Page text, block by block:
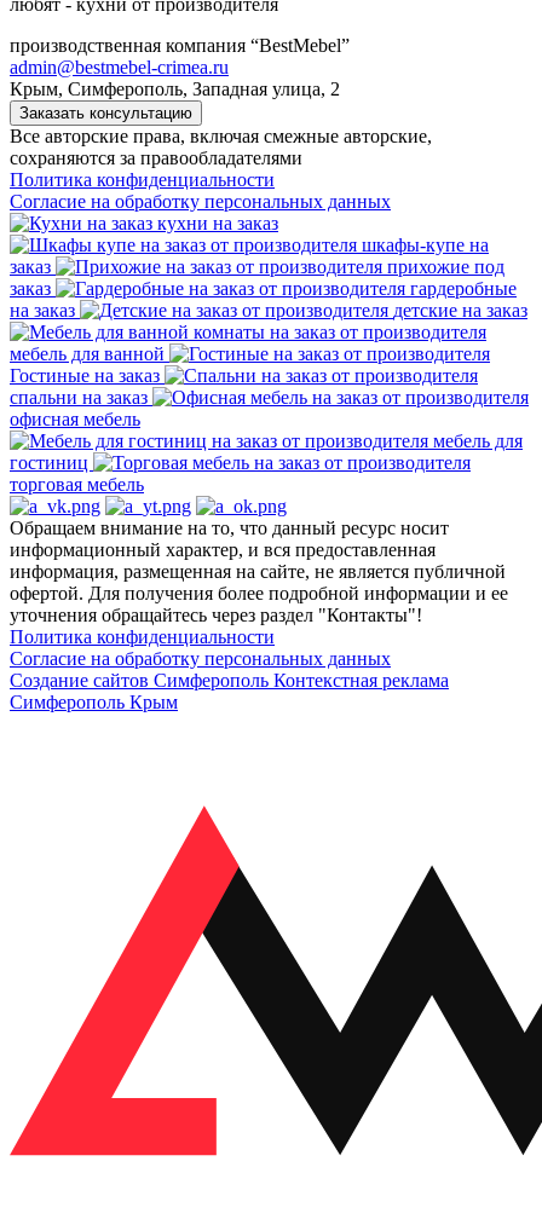
любят - кухни от производителя
производственная компания “BestMebel”
admin@bestmebel-crimea.ru
Крым, Симферополь, Западная улица, 2
Заказать консультацию
Все авторские права, включая смежные авторские,
сохраняются за правообладателями
Политика конфиденциальности
Согласие на обработку персональных данных
кухни на заказ
шкафы-купе на
заказ
прихожие под
заказ
гардеробные
на заказ
детские на заказ
мебель для ванной
Гостиные на заказ
спальни на заказ
офисная мебель
мебель для
гостиниц
торговая мебель
Обращаем внимание на то, что данный ресурс носит
информационный характер, и вся предоставленная
информация, размещенная на сайте, не является публичной
офертой. Для получения более подробной информации и ее
уточнения обращайтесь через раздел "Контакты"!
Политика конфиденциальности
Согласие на обработку персональных данных
Создание сайтов Симферополь Контекстная реклама
Симферополь Крым